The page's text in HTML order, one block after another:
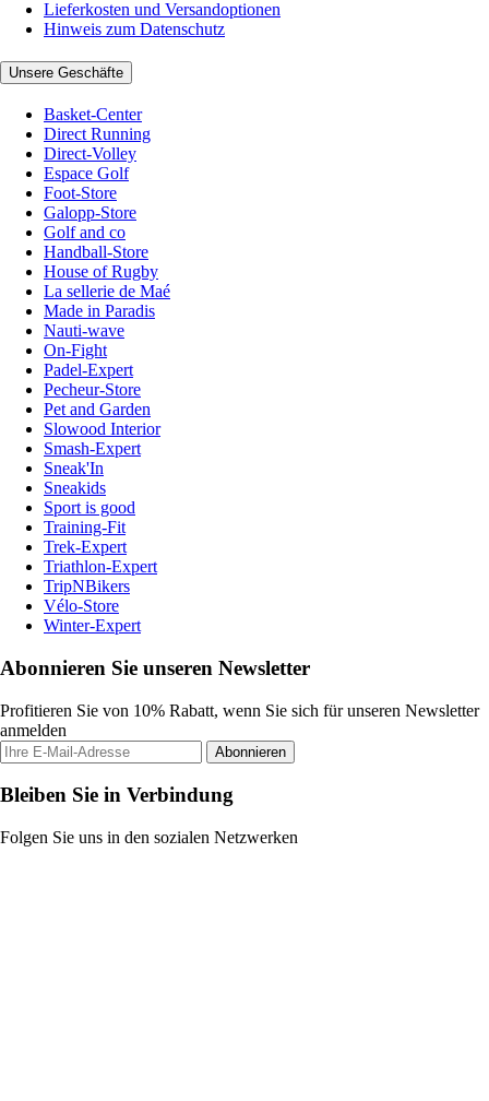
Lieferkosten und Versandoptionen
Hinweis zum Datenschutz
Unsere Geschäfte
Basket-Center
Direct Running
Direct-Volley
Espace Golf
Foot-Store
Galopp-Store
Golf and co
Handball-Store
House of Rugby
La sellerie de Maé
Made in Paradis
Nauti-wave
On-Fight
Padel-Expert
Pecheur-Store
Pet and Garden
Slowood Interior
Smash-Expert
Sneak'In
Sneakids
Sport is good
Training-Fit
Trek-Expert
Triathlon-Expert
TripNBikers
Vélo-Store
Winter-Expert
Abonnieren Sie unseren Newsletter
Profitieren Sie von 10% Rabatt, wenn Sie sich für unseren Newsletter
anmelden
Abonnieren
Bleiben Sie in Verbindung
Folgen Sie uns in den sozialen Netzwerken